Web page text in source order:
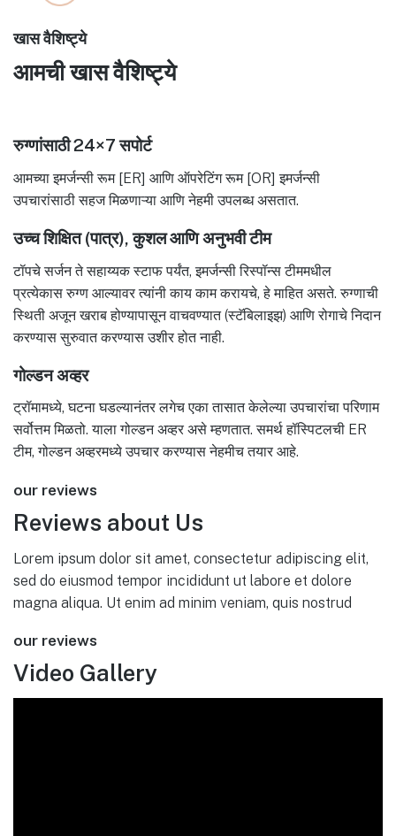
खास वैशिष्ट्ये
आमची खास वैशिष्ट्ये
रुग्णांसाठी 24×7 सपोर्ट
आमच्या इमर्जन्सी रूम [ER] आणि ऑपरेटिंग रूम [OR] इमर्जन्सी
उपचारांसाठी सहज मिळणाऱ्या आणि नेहमी उपलब्ध असतात.
उच्च शिक्षित (पात्र), कुशल आणि अनुभवी टीम
टॉपचे सर्जन ते सहाय्यक स्टाफ पर्यंत, इमर्जन्सी रिस्पॉन्स टीममधील
प्रत्येकास रुग्ण आल्यावर त्यांनी काय काम करायचे, हे माहित असते. रुग्णाची
स्थिती अजून खराब होण्यापासून वाचवण्यात (स्टॅबिलाइझ) आणि रोगाचे निदान
करण्यास सुरुवात करण्यास उशीर होत नाही.
गोल्डन अव्हर
ट्रॉमामध्ये, घटना घडल्यानंतर लगेच एका तासात केलेल्या उपचारांचा परिणाम
सर्वोत्तम मिळतो. याला गोल्डन अव्हर असे म्हणतात. समर्थ हॉस्पिटलची ER
टीम, गोल्डन अव्हरमध्ये उपचार करण्यास नेहमीच तयार आहे.
our reviews
Reviews about Us
Lorem ipsum dolor sit amet, consectetur adipiscing elit,
sed do eiusmod tempor incididunt ut labore et dolore
magna aliqua. Ut enim ad minim veniam, quis nostrud
our reviews
Video Gallery